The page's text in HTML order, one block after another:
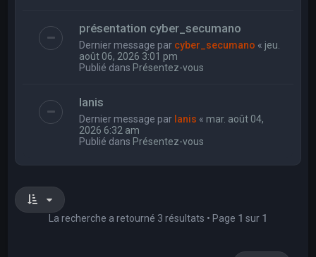
présentation cyber_secumano
Dernier message par cyber_secumano « jeu.
août 06, 2026 3:01 pm
Publié dans Présentez-vous
Ianis
Dernier message par Ianis « mar. août 04,
2026 6:32 am
Publié dans Présentez-vous
La recherche a retourné 3 résultats • Page 1 sur 1